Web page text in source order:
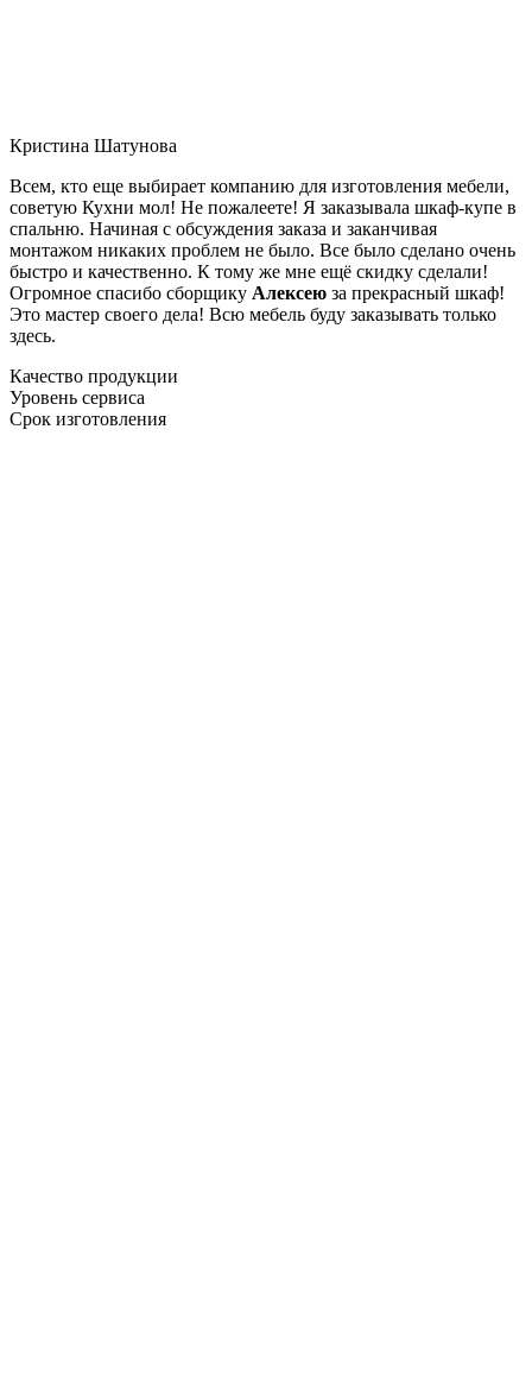
Кристина Шатунова
Всем, кто еще выбирает компанию для изготовления мебели,
советую Кухни мол! Не пожалеете! Я заказывала шкаф-купе в
спальню. Начиная с обсуждения заказа и заканчивая
монтажом никаких проблем не было. Все было сделано очень
быстро и качественно. К тому же мне ещё скидку сделали!
Огромное спасибо сборщику Алексею за прекрасный шкаф!
Это мастер своего дела! Всю мебель буду заказывать только
здесь.
Качество продукции
Уровень сервиса
Срок изготовления